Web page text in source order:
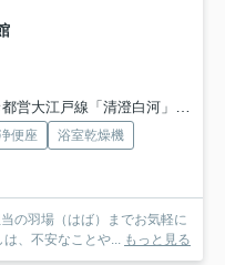
都営大江戸線「清澄白河」駅 徒歩9分
便座
浴室乾燥機
の羽場（はば）までお気軽に
い探しは、不安なことや... もっと見る